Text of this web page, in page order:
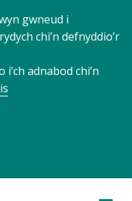
gwneud i
chi’n defnyddio’r
adnabod chi’n